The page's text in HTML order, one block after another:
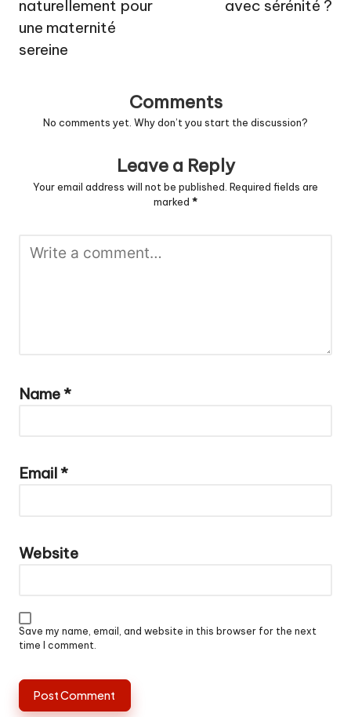
naturellement pour
une maternité
sereine
avec sérénité ?
Comments
No comments yet. Why don’t you start the discussion?
Leave a Reply
Your email address will not be published. Required fields are
marked *
Name*
Email*
Website
Save my name, email, and website in this browser for the next
time I comment.